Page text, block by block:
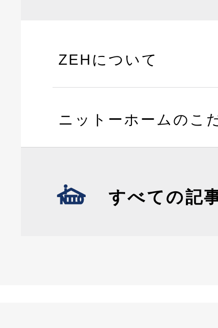
ZEHについて
ニットーホームのこ
すべての記